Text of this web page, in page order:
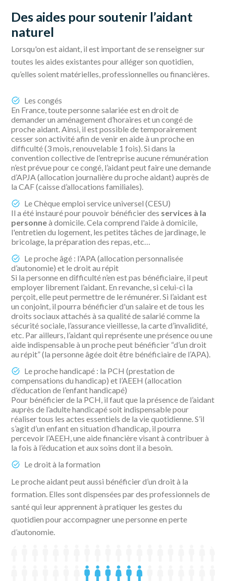
Des aides pour soutenir l’aidant
naturel
Lorsqu'on est aidant, il est important de se renseigner sur
toutes les aides existantes pour alléger son quotidien,
qu’elles soient matérielles, professionnelles ou financières.
Les congés
En France, toute personne salariée est en droit de
demander un aménagement d’horaires et un congé de
proche aidant. Ainsi, il est possible de temporairement
cesser son activité afin de venir en aide à un proche en
difficulté (3 mois, renouvelable 1 fois). Si dans la
convention collective de l’entreprise aucune rémunération
n’est prévue pour ce congé, l’aidant peut faire une demande
d’APJA (allocation journalière du proche aidant) auprès de
la CAF (caisse d’allocations familiales).
Le Chèque emploi service universel (CESU)
Il a été instauré pour pouvoir bénéficier des services à la
personneà domicile. Cela comprend l'aide à domicile,
l'entretien du logement, les petites tâches de jardinage, le
bricolage, la préparation des repas, etc…
Le proche âgé : l’APA (allocation personnalisée
d’autonomie) et le droit au répit
Si la personne en difficulté n’en est pas bénéficiaire, il peut
employer librement l’aidant. En revanche, si celui-ci la
perçoit, elle peut permettre de le rémunérer. Si l’aidant est
un conjoint, il pourra bénéficier d'un salaire et de tous les
droits sociaux attachés à sa qualité de salarié comme la
sécurité sociale, l’assurance vieillesse, la carte d’invalidité,
etc. Par ailleurs, l’aidant qui représente une présence ou une
aide indispensable à un proche peut bénéficier “d’un droit
au répit” (la personne âgée doit être bénéficiaire de l’APA).
Le proche handicapé : la PCH (prestation de
compensations du handicap) et l’AEEH (allocation
d’éducation de l’enfant handicapé)
Pour bénéficier de la PCH, il faut que la présence de l’aidant
auprès de l’adulte handicapé soit indispensable pour
réaliser tous les actes essentiels de la vie quotidienne. S’il
s’agit d’un enfant en situation d’handicap, il pourra
percevoir l’AEEH, une aide financière visant à contribuer à
la fois à l’éducation et aux soins dont il a besoin.
Le droit à la formation
Le proche aidant peut aussi bénéficier d’un droit à la
formation. Elles sont dispensées par des professionnels de
santé qui leur apprennent à pratiquer les gestes du
quotidien pour accompagner une personne en perte
d’autonomie.